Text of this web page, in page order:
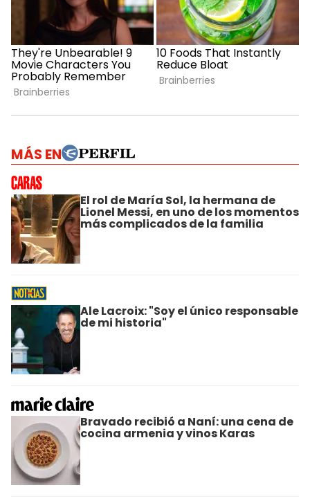
MÁS EN
El rol de María Sol, la hermana de
Lionel Messi, en uno de los momentos
más complicados de la familia
Ale Lacroix: "Soy el único responsable
de mi historia"
Bravado recibió a Naní: una cena de
cocina armenia y vinos Karas